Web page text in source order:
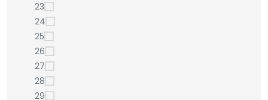
23
24
25
26
27
28
29